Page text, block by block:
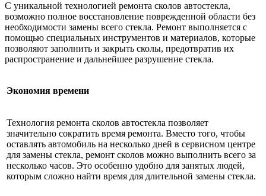
С уникальной технологией ремонта сколов автостекла,
возможно полное восстановление поврежденной области без
необходимости замены всего стекла. Ремонт выполняется с
помощью специальных инструментов и материалов, которые
позволяют заполнить и закрыть сколы, предотвратив их
распространение и дальнейшее разрушение стекла.
Экономия времени
Технология ремонта сколов автостекла позволяет
значительно сократить время ремонта. Вместо того, чтобы
оставлять автомобиль на несколько дней в сервисном центре
для замены стекла, ремонт сколов можно выполнить всего за
несколько часов. Это особенно удобно для занятых людей,
которым сложно найти время для длительной замены стекла.